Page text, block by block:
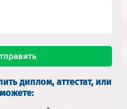
диплом, аттестат, или